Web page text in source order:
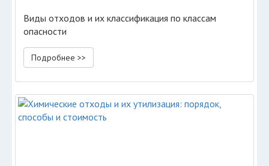
Виды отходов и их классификация по классам
опасности
Подробнее >>